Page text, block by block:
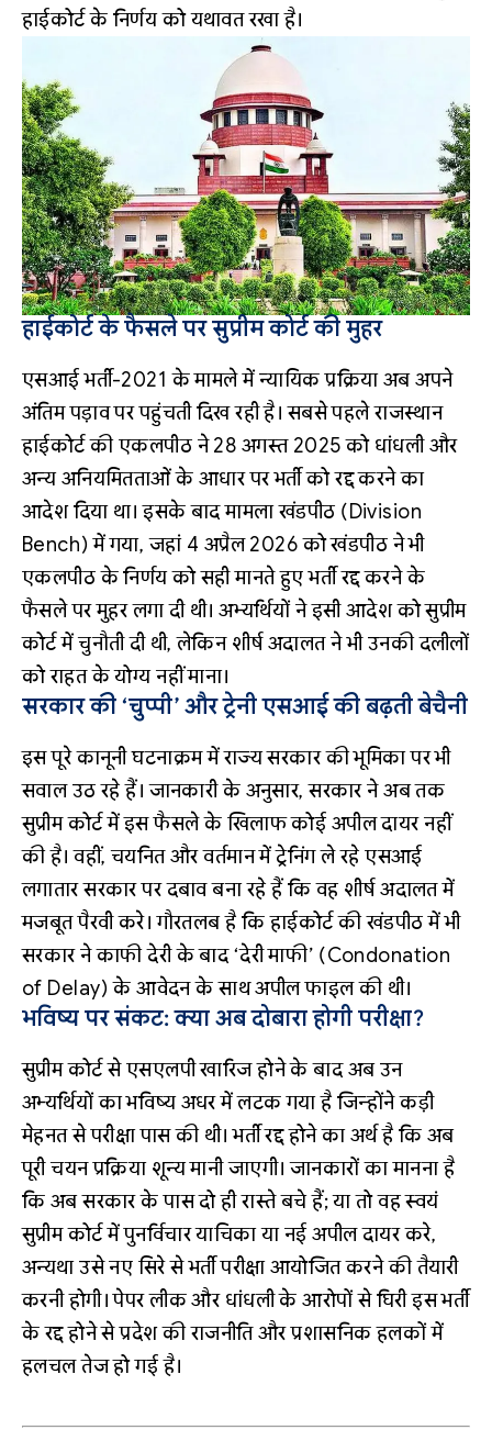
हाईकोर्ट के निर्णय को यथावत रखा है।
हाईकोर्ट के फैसले पर सुप्रीम कोर्ट की मुहर
एसआई भर्ती-2021 के मामले में न्यायिक प्रक्रिया अब अपने
अंतिम पड़ाव पर पहुंचती दिख रही है। सबसे पहले राजस्थान
हाईकोर्ट की एकलपीठ ने 28 अगस्त 2025 को धांधली और
अन्य अनियमितताओं के आधार पर भर्ती को रद्द करने का
आदेश दिया था। इसके बाद मामला खंडपीठ (Division
Bench) में गया, जहां 4 अप्रैल 2026 को खंडपीठ ने भी
एकलपीठ के निर्णय को सही मानते हुए भर्ती रद्द करने के
फैसले पर मुहर लगा दी थी। अभ्यर्थियों ने इसी आदेश को सुप्रीम
कोर्ट में चुनौती दी थी, लेकिन शीर्ष अदालत ने भी उनकी दलीलों
को राहत के योग्य नहीं माना।
सरकार की ‘चुप्पी’ और ट्रेनी एसआई की बढ़ती बेचैनी
इस पूरे कानूनी घटनाक्रम में राज्य सरकार की भूमिका पर भी
सवाल उठ रहे हैं। जानकारी के अनुसार, सरकार ने अब तक
सुप्रीम कोर्ट में इस फैसले के खिलाफ कोई अपील दायर नहीं
की है। वहीं, चयनित और वर्तमान में ट्रेनिंग ले रहे एसआई
लगातार सरकार पर दबाव बना रहे हैं कि वह शीर्ष अदालत में
मजबूत पैरवी करे। गौरतलब है कि हाईकोर्ट की खंडपीठ में भी
सरकार ने काफी देरी के बाद ‘देरी माफी’ (Condonation
of Delay) के आवेदन के साथ अपील फाइल की थी।
भविष्य पर संकट: क्या अब दोबारा होगी परीक्षा?
सुप्रीम कोर्ट से एसएलपी खारिज होने के बाद अब उन
अभ्यर्थियों का भविष्य अधर में लटक गया है जिन्होंने कड़ी
मेहनत से परीक्षा पास की थी। भर्ती रद्द होने का अर्थ है कि अब
पूरी चयन प्रक्रिया शून्य मानी जाएगी। जानकारों का मानना है
कि अब सरकार के पास दो ही रास्ते बचे हैं; या तो वह स्वयं
सुप्रीम कोर्ट में पुनर्विचार याचिका या नई अपील दायर करे,
अन्यथा उसे नए सिरे से भर्ती परीक्षा आयोजित करने की तैयारी
करनी होगी। पेपर लीक और धांधली के आरोपों से घिरी इस भर्ती
के रद्द होने से प्रदेश की राजनीति और प्रशासनिक हलकों में
हलचल तेज हो गई है।